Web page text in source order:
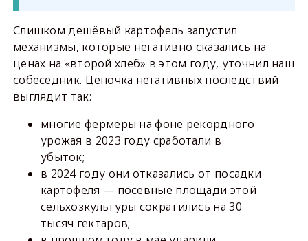
Слишком дешёвый картофель запустил
механизмы, которые негативно сказались на
ценах на «второй хлеб» в этом году, уточнил наш
собеседник. Цепочка негативных последствий
выглядит так:
многие фермеры на фоне рекордного
урожая в 2023 году сработали в
убыток;
в 2024 году они отказались от посадки
картофеля — посевные площади этой
сельхозкультуры сократились на 30
тысяч гектаров;